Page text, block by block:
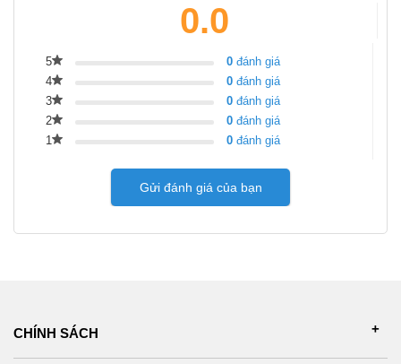
0.0
5 0 đánh giá
4
0 đánh giá
3
0 đánh giá
2
0 đánh giá
1
0 đánh giá
Gửi đánh giá của bạn
CHÍNH SÁCH